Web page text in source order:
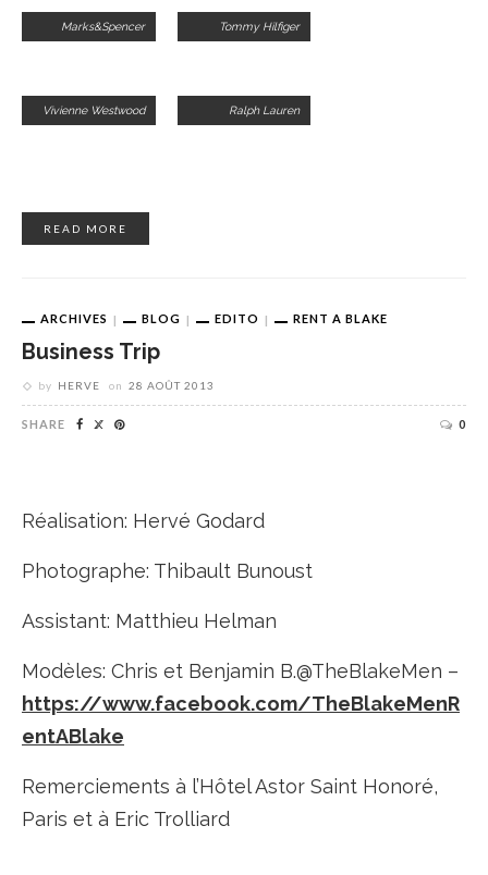
Marks&Spencer Tommy Hilfiger
Vivienne Westwood Ralph Lauren
READ MORE
ARCHIVES BLOG EDITO RENT A BLAKE
Business Trip
by HERVE on 28 AOÛT 2013
SHARE 0
Réalisation: Hervé Godard
Photographe: Thibault Bunoust
Assistant: Matthieu Helman
Modèles: Chris et Benjamin B.@TheBlakeMen –
https://www.facebook.com/TheBlakeMenR
entABlake
Remerciements à l’Hôtel Astor Saint Honoré,
Paris et à Eric Trolliard